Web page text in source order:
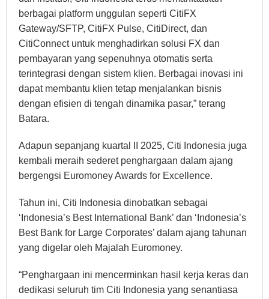
berbagai platform unggulan seperti CitiFX
Gateway/SFTP, CitiFX Pulse, CitiDirect, dan
CitiConnect untuk menghadirkan solusi FX dan
pembayaran yang sepenuhnya otomatis serta
terintegrasi dengan sistem klien. Berbagai inovasi ini
dapat membantu klien tetap menjalankan bisnis
dengan efisien di tengah dinamika pasar,” terang
Batara.
Adapun sepanjang kuartal II 2025, Citi Indonesia juga
kembali meraih sederet penghargaan dalam ajang
bergengsi Euromoney Awards for Excellence.
Tahun ini, Citi Indonesia dinobatkan sebagai
‘Indonesia’s Best International Bank’ dan ‘Indonesia’s
Best Bank for Large Corporates’ dalam ajang tahunan
yang digelar oleh Majalah Euromoney.
“Penghargaan ini mencerminkan hasil kerja keras dan
dedikasi seluruh tim Citi Indonesia yang senantiasa